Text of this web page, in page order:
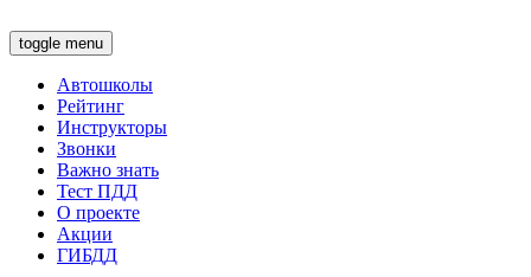
toggle menu
Автошколы
Рейтинг
Инструкторы
Звонки
Важно знать
Тест ПДД
О проекте
Акции
ГИБДД